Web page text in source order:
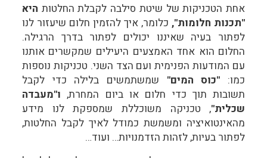
אחת הטכניקות של שיטת סילבה לקבלת החלטות היא
"תכנות חלומות", כלומר, איך להזמין חלום שיעזור לנו
לפתור בעיה שאיננו יכולים לפתור בדרך הרגילה.
החלום הוא אחד האמצעים היעילים שמקשרים אותנו
עם המודעות הפנימית ועם הצד השני. טכניקות נוספות
כמו: "כוס המים" שמשתמשים בלילה כדי לקבל
תשובות תוך כדי חלום או ביום המחרת, ו"מעבדה
שכלית", טכניקה משוכללת שמספקת לנו מידע
מהאינטואיציה ומשמשת כמודל לאיך לקבל החלטות,
לפתור בעיות, לזהות הזדמנויות… ועוד…